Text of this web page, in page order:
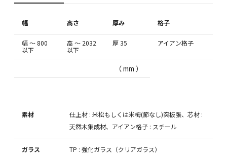
幅 高さ 厚み 格子
幅 ～ 800
以下
高 ～ 2032
以下
厚 35 アイアン格子
（ mm ）
素材
仕上材 : 米松もしくは米栂(節なし)突板張、芯材 :
天然木集成材、アイアン格子 : スチール
ガラス TP : 強化ガラス（クリアガラス）